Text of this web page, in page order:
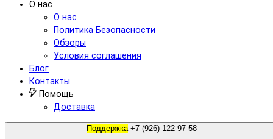
О нас
О нас
Политика Безопасности
Обзоры
Условия соглашения
Блог
Контакты
Помощь
Доставка
Поддержка +7 (926) 122-97-58